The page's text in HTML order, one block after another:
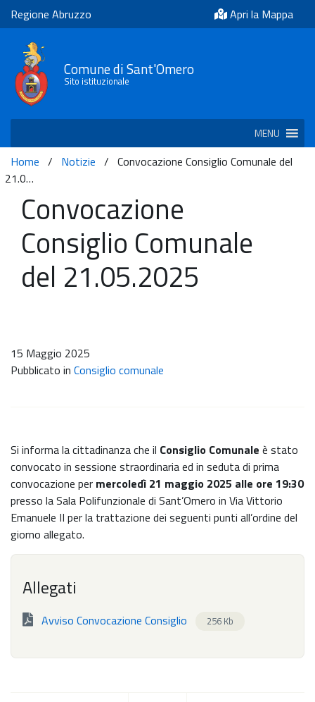
Regione Abruzzo Apri la Mappa
Comune di Sant'Omero
Sito istituzionale
MENU
Home / Notizie / Convocazione Consiglio Comunale del
21.0…
Convocazione
Consiglio Comunale
del 21.05.2025
15 Maggio 2025
Pubblicato in Consiglio comunale
Si informa la cittadinanza che il Consiglio Comunale è stato
convocato in sessione straordinaria ed in seduta di prima
convocazione per mercoledì 21 maggio 2025 alle ore 19:30
presso la Sala Polifunzionale di Sant’Omero in Via Vittorio
Emanuele II per la trattazione dei seguenti punti all’ordine del
giorno allegato.
Allegati
Avviso Convocazione Consiglio 256 Kb